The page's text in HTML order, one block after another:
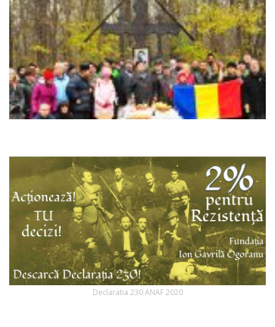
Declaratia 230 ANAF 2020